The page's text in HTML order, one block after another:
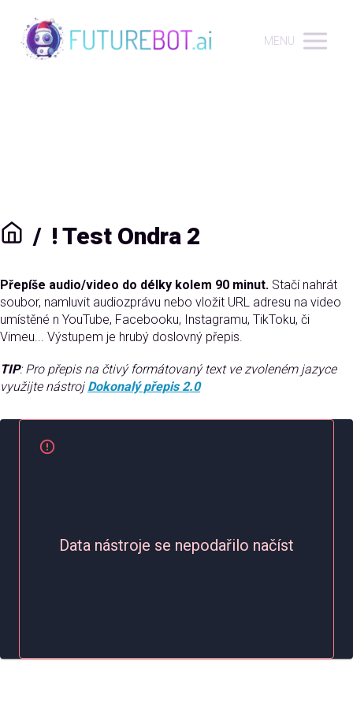
MENU
/ ! Test Ondra 2
Přepíše audio/video do délky kolem 90 minut. Stačí nahrát
soubor, namluvit audiozprávu nebo vložit URL adresu na video
umístěné n YouTube, Facebooku, Instagramu, TikToku, či
Vimeu... Výstupem je hrubý doslovný přepis.
TIP: Pro přepis na čtivý formátovaný text ve zvoleném jazyce
využijte nástroj Dokonalý přepis 2.0
Data nástroje se nepodařilo načíst